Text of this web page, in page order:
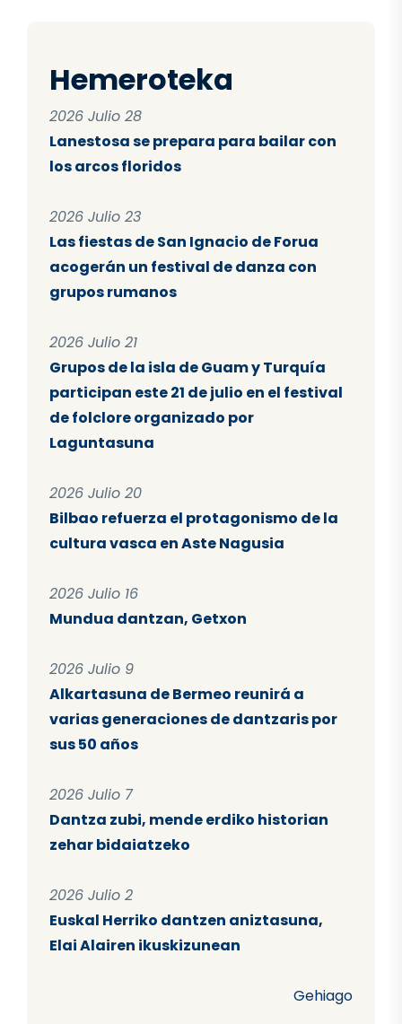
Hemeroteka
2026 Julio 28
Lanestosa se prepara para bailar con
los arcos floridos
2026 Julio 23
Las fiestas de San Ignacio de Forua
acogerán un festival de danza con
grupos rumanos
2026 Julio 21
Grupos de la isla de Guam y Turquía
participan este 21 de julio en el festival
de folclore organizado por
Laguntasuna
2026 Julio 20
Bilbao refuerza el protagonismo de la
cultura vasca en Aste Nagusia
2026 Julio 16
Mundua dantzan, Getxon
2026 Julio 9
Alkartasuna de Bermeo reunirá a
varias generaciones de dantzaris por
sus 50 años
2026 Julio 7
Dantza zubi, mende erdiko historian
zehar bidaiatzeko
2026 Julio 2
Euskal Herriko dantzen aniztasuna,
Elai Alairen ikuskizunean
Gehiago